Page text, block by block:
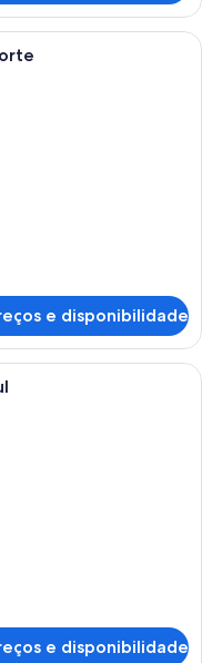
de hotel moderno com uma
e disponibilidade
de hotel moderno com uma
e disponibilidade